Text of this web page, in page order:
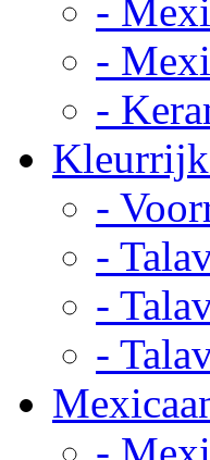
-
-
-
-
-
-
-